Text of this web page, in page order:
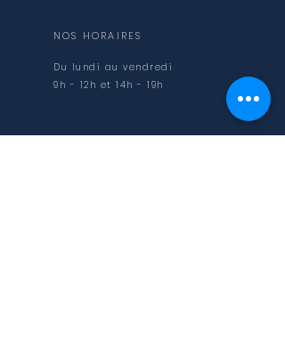
NOS HORAIRES
Du lundi au vendredi
9h - 12h et 14h - 19h